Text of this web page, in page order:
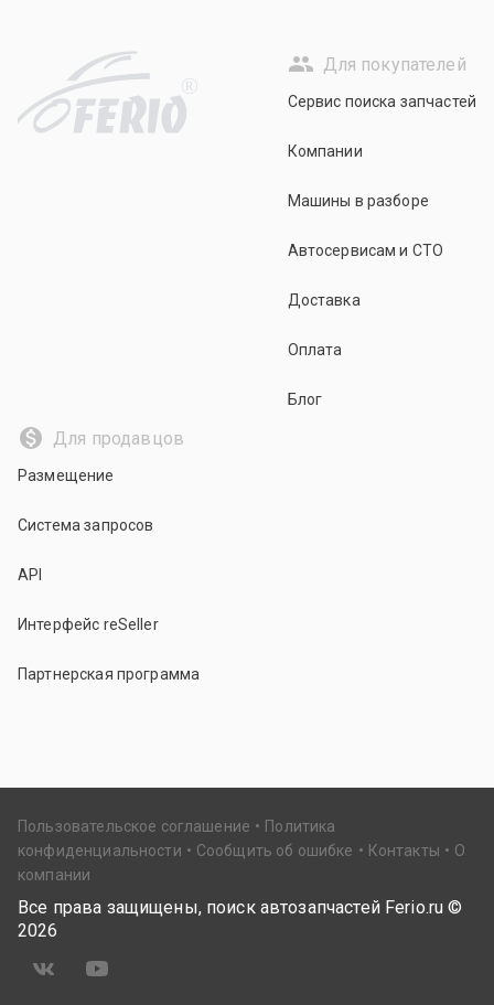
R
Для покупателей
Сервис поиска запчастей
Компании
Машины в разборе
Автосервисам и СТО
Доставка
Оплата
Блог
Для продавцов
Размещение
Система запросов
API
Интерфейс reSeller
Партнерская программа
Пользовательское соглашение
Политика
конфиденциальности
Сообщить об ошибке Контакты
О
компании
Все права защищены, поиск автозапчастей Ferio.ru ©
2026